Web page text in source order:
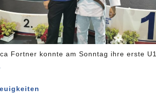
Fortner konnte am Sonntag ihre erste